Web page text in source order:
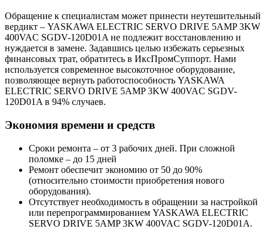
Обращение к специалистам может принести неутешительный
вердикт – YASKAWA ELECTRIC SERVO DRIVE 5AMP 3KW
400VAC SGDV-120D01A не подлежит восстановлению и
нуждается в замене. Задавшись целью избежать серьезных
финансовых трат, обратитесь в ИксПромСуппорт. Нами
используется современное высокоточное оборудование,
позволяющее вернуть работоспособность YASKAWA
ELECTRIC SERVO DRIVE 5AMP 3KW 400VAC SGDV-
120D01A в 94% случаев.
Экономия времени и средств
Сроки ремонта – от 3 рабочих дней. При сложной
поломке – до 15 дней
Ремонт обеспечит экономию от 50 до 90%
(относительно стоимости приобретения нового
оборудования).
Отсутствует необходимость в обращении за настройкой
или перепрограммированием YASKAWA ELECTRIC
SERVO DRIVE 5AMP 3KW 400VAC SGDV-120D01A.